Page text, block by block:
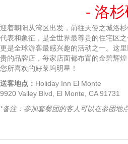
- 洛杉
迎着朝阳从湾区出发，前往天使之城洛
代表和象征，是全世界最尊贵的住宅区
更是全球游客最感兴趣的活动之一。这
贵的品牌店，每家店面都布置的金碧辉
您所喜欢的好莱坞明星！
送客地点： Holiday Inn El Monte
9920 Valley Blvd, El Monte, CA 91731
*备注：参加套餐团的客人可以在参团地